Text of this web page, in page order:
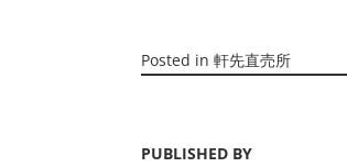
Posted in 軒先直売所
PUBLISHED BY